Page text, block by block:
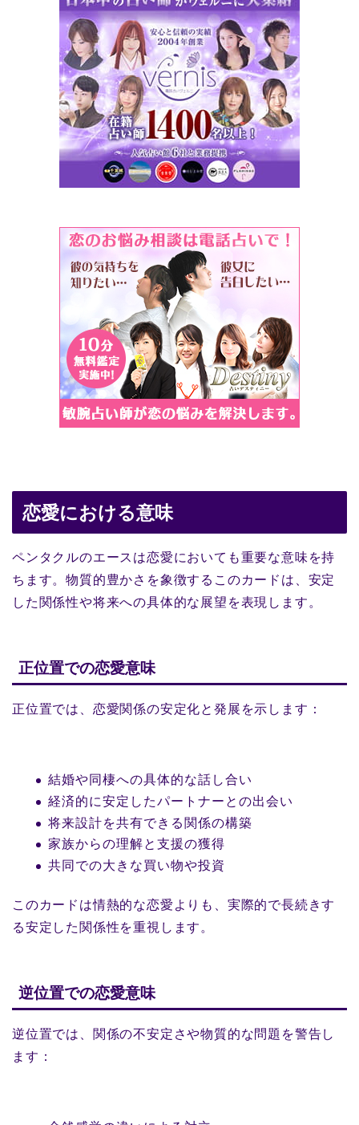
恋愛における意味
ペンタクルのエースは恋愛においても重要な意味を持
ちます。物質的豊かさを象徴するこのカードは、安定
した関係性や将来への具体的な展望を表現します。
正位置での恋愛意味
正位置では、恋愛関係の安定化と発展を示します：
結婚や同棲への具体的な話し合い
経済的に安定したパートナーとの出会い
将来設計を共有できる関係の構築
家族からの理解と支援の獲得
共同での大きな買い物や投資
このカードは情熱的な恋愛よりも、実際的で長続きす
る安定した関係性を重視します。
逆位置での恋愛意味
逆位置では、関係の不安定さや物質的な問題を警告し
ます：